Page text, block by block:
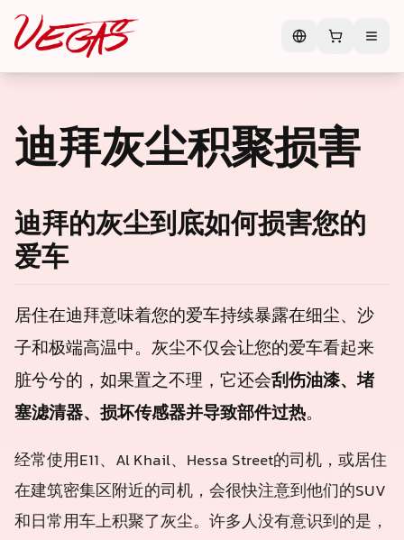
迪拜灰尘积聚损害
迪拜的灰尘到底如何损害您的
爱车
居住在迪拜意味着您的爱车持续暴露在细尘、沙
子和极端高温中。灰尘不仅会让您的爱车看起来
脏兮兮的，如果置之不理，它还会刮伤油漆、堵
塞滤清器、损坏传感器并导致部件过热。
经常使用E11、Al Khail、Hessa Street的司机，或居住
在建筑密集区附近的司机，会很快注意到他们的SUV
和日常用车上积聚了灰尘。许多人没有意识到的是，